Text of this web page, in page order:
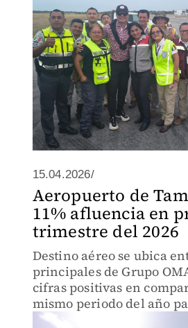
15.04.2026/
Aeropuerto de
11% afluencia en
trimestre del 2026
Destino aéreo se ubica
principales de Grupo
cifras positivas en
mismo periodo del año